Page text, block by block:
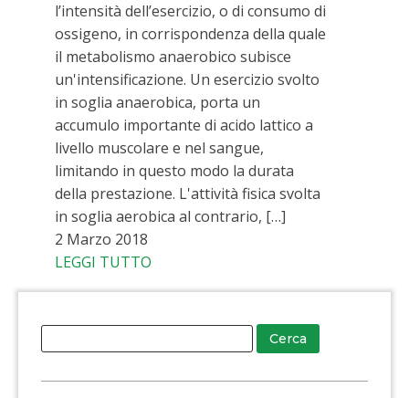
l’intensità dell’esercizio, o di consumo di
ossigeno, in corrispondenza della quale
il metabolismo anaerobico subisce
un'intensificazione. Un esercizio svolto
in soglia anaerobica, porta un
accumulo importante di acido lattico a
livello muscolare e nel sangue,
limitando in questo modo la durata
della prestazione. L'attività fisica svolta
in soglia aerobica al contrario, […]
2 Marzo 2018
LEGGI TUTTO